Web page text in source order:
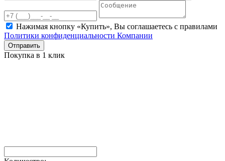
Нажимая кнопку «Купить», Вы соглашаетесь c правилами
Политики конфиденциальности Компании
Отправить
Покупка в 1 клик